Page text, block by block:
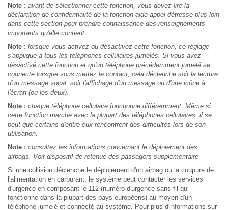
Note : avant de sélectionner cette fonction, vous devez lire la
déclaration de confidentialité de la fonction aide appel détresse plus loin
dans cette section pour prendre connaissance des renseignements
importants qu'elle contient.
Note : lorsque vous activez ou désactivez cette fonction, ce réglage
s'applique à tous les téléphones cellulaires jumelés. Si vous avez
désactivé cette fonction et qu'un téléphone précédemment jumelé se
connecte lorsque vous mettez le contact, cela déclenche soit la lecture
d'un message vocal, soit l'affichage d'un message ou d'une icône à
l'écran (ou les deux).
Note : chaque téléphone cellulaire fonctionne différemment. Même si
cette fonction marche avec la plupart des téléphones cellulaires, il se
peut que certains d'entre eux rencontrent des difficultés lors de son
utilisation.
Note : consultez les informations concernant le déploiement des
airbags. Voir dispositif de retenue des passagers supplémentaire
Si une collision déclenche le déploiement d'un airbag ou la coupure de
l'alimentation en carburant, le système peut contacter les services
d'urgence en composant le 112 (numéro d'urgence sans fil qui
fonctionne dans la plupart des pays européens) au moyen d'un
téléphone jumelé et connecté au système. Pour plus d'informations sur